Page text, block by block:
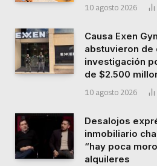
10 agosto 2026
Causa Exen
abstuvieron de
investigación
de $2.500
10 agosto 2026
Desalojos
inmobiliario
“hay poca
alquileres